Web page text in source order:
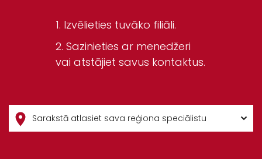
Izvēlieties tuvāko filiāli.
Sazinieties ar menedžeri
vai atstājiet savus kontaktus.